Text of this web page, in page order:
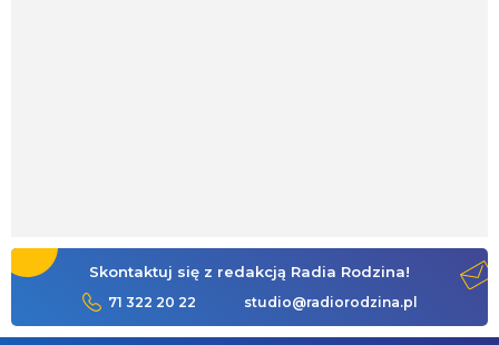
Skontaktuj się z redakcją Radia Rodzina!
71 322 20 22 studio@radiorodzina.pl